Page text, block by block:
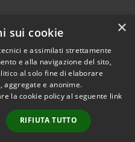
Copyright © 2026 • Comune di
Gaggiano • Powered by
Municipium•
Accesso
redazione
×
sui cookie
e assimilati strettamente
e alla navigazione del sito,
al solo fine di elaborare
aggregate e anonime.
la cookie policy al seguente link
RIFIUTA TUTTO